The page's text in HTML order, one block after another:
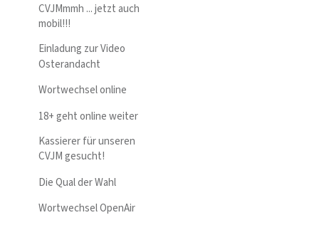
CVJMmmh ... jetzt auch
mobil!!!
Einladung zur Video
Osterandacht
Wortwechsel online
18+ geht online weiter
Kassierer für unseren
CVJM gesucht!
Die Qual der Wahl
Wortwechsel OpenAir